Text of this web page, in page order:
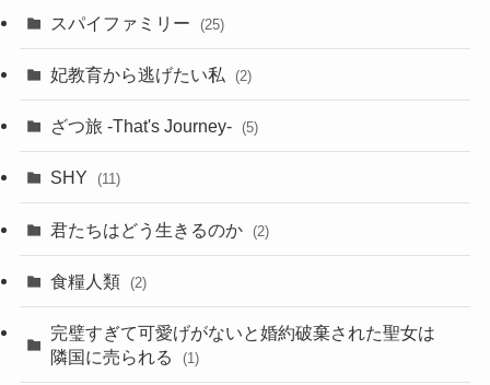
スパイファミリー (25)
妃教育から逃げたい私 (2)
ざつ旅 -That's Journey- (5)
SHY (11)
君たちはどう生きるのか (2)
食糧人類 (2)
完璧すぎて可愛げがないと婚約破棄された聖女は
隣国に売られる
(1)